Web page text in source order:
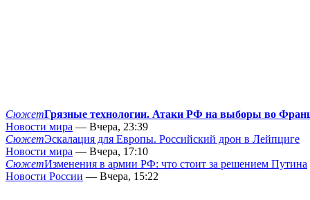
СюжетГрязные технологии. Атаки РФ на выборы во
Новости мира — Вчера, 23:39
СюжетЭскалация для Европы. Российский дрон в Лейпциге
Новости мира — Вчера, 17:10
СюжетИзменения в армии РФ: что стоит за решением Путина
Новости России — Вчера, 15:22